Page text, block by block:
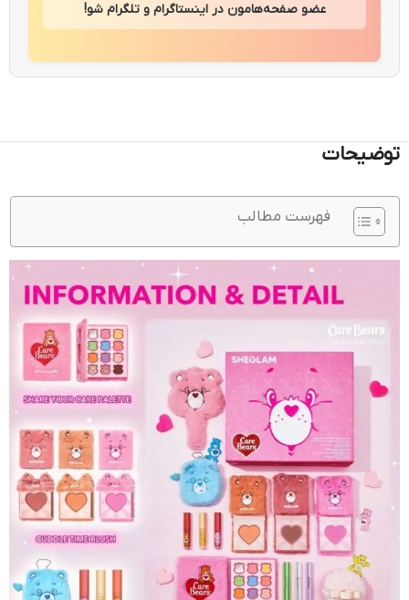
عضو صفحه‌هامون در اینستاگرام و تلگرام شو!
توضیحات
فهرست مطالب